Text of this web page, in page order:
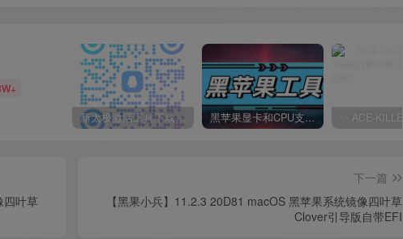
新太极激活工具下载/教程/充值/开户(QQ交流群号749113977) 黑苹果显卡和CPU支持情况以及购买硬件防踩坑指南
四叶草
下一篇
【黑果小兵】11.2.3 20D81 macOS 黑苹果系统镜像四叶草
Clover引导版自带EFI